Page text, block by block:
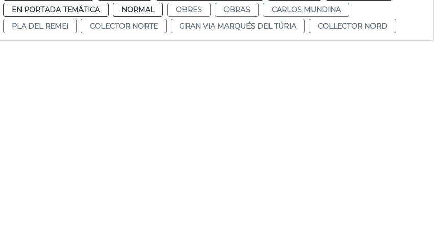
EN PORTADA TEMÁTICA
NORMAL OBRES OBRAS
CARLOS MUNDINA
PLA DEL REMEI
COLECTOR NORTE GRAN VIA MARQUÉS DEL TÚRIA COLLECTOR NORD